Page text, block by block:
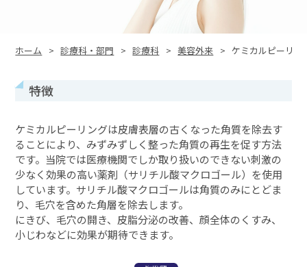
このページの位置:
ホーム > 診療科・部門 > 診療科 > 美容外来 > ケミカルピーリン
特徴
ケミカルピーリングは皮膚表層の古くなった角質を除去す
ることにより、みずみずしく整った角質の再生を促す方法
です。当院では医療機関でしか取り扱いのできない刺激の
少なく効果の高い薬剤（サリチル酸マクロゴール）を使用
しています。サリチル酸マクロゴールは角質のみにとどま
り、毛穴を含めた角層を除去します。
にきび、毛穴の開き、皮脂分泌の改善、顔全体のくすみ、
小じわなどに効果が期待できます。